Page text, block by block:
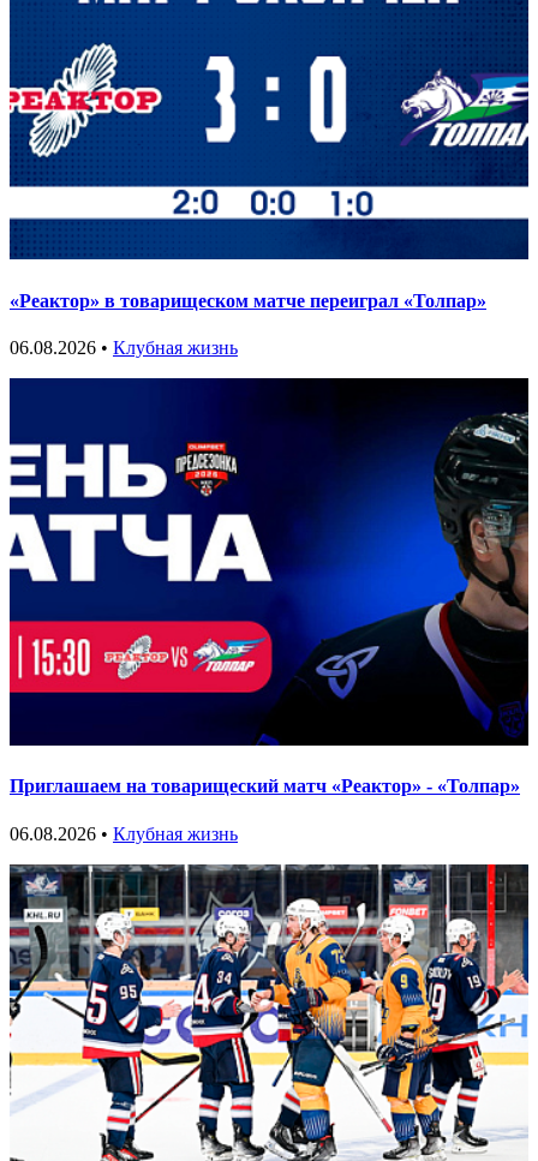
«Реактор» в товарищеском матче переиграл «Толпар»
06.08.2026 • Клубная жизнь
Приглашаем на товарищеский матч «Реактор» - «Толпар»
06.08.2026 • Клубная жизнь